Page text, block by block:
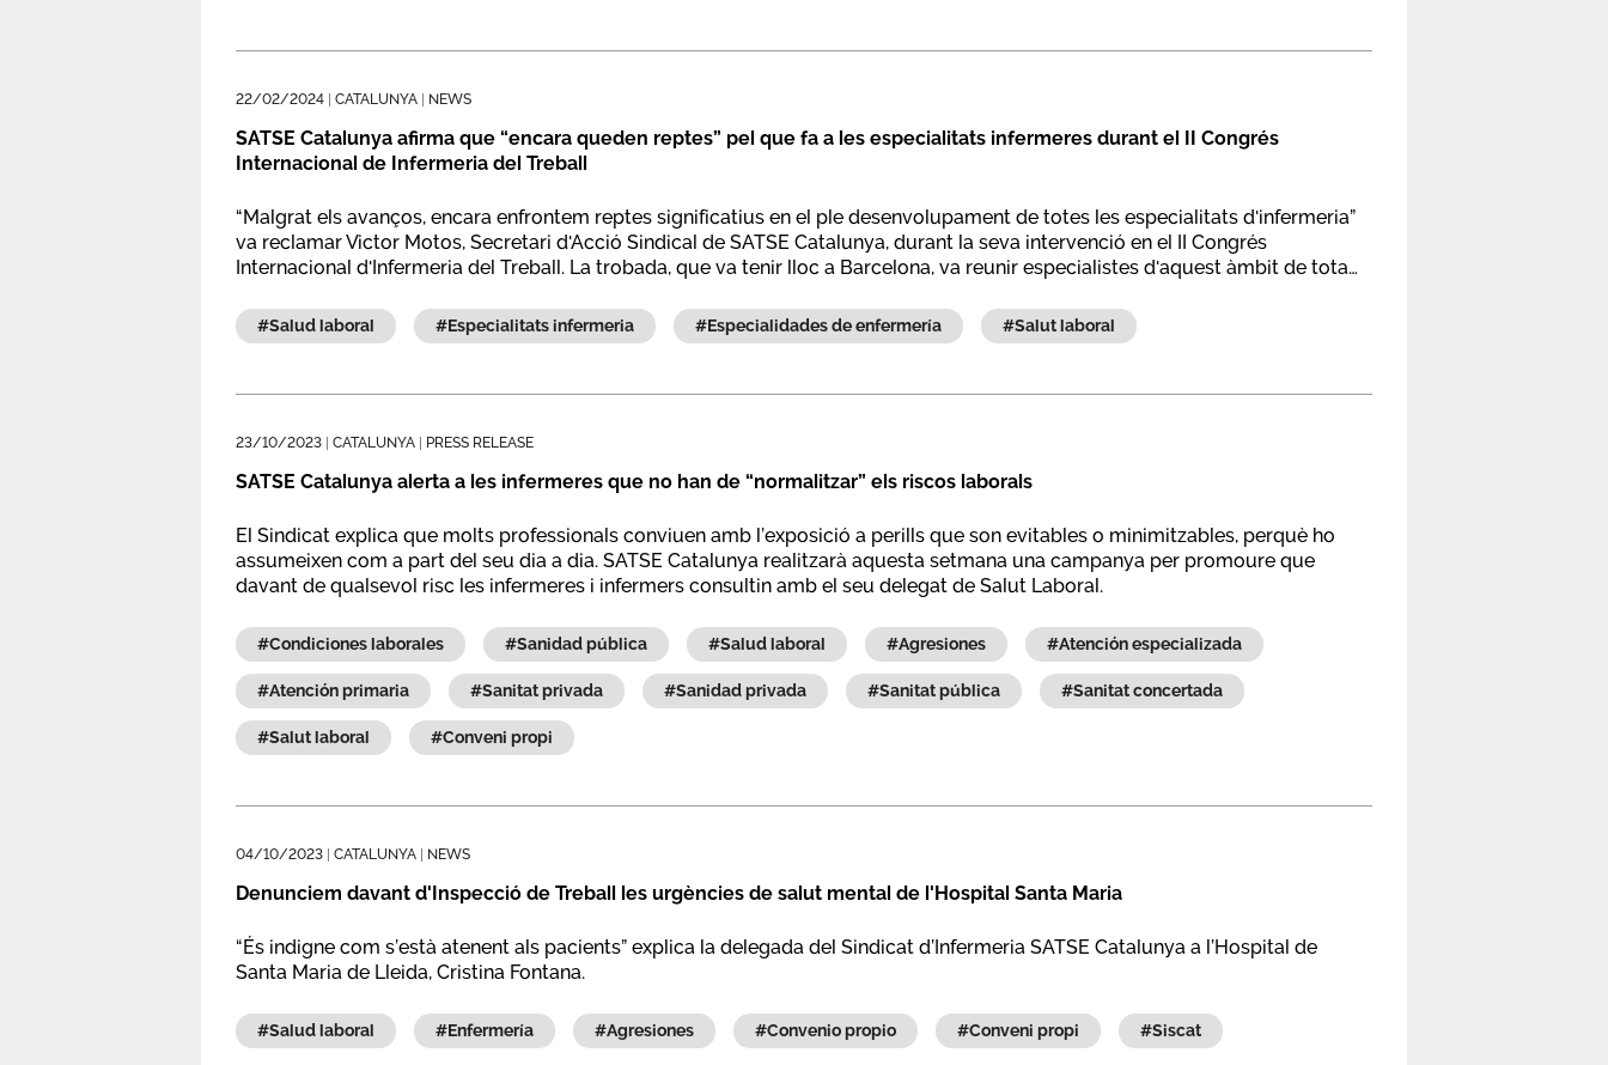
22/02/2024 CATALUNYA NEWS
SATSE Catalunya afirma que “encara queden reptes” pel que fa a les especialitats infermeres durant el II Congrés
Internacional de Infermeria del Treball
“Malgrat els avanços, encara enfrontem reptes significatius en el ple desenvolupament de totes les especialitats d'infermeria”
va reclamar Victor Motos, Secretari d'Acció Sindical de SATSE Catalunya, durant la seva intervenció en el II Congrés
Internacional d'Infermeria del Treball. La trobada, que va tenir lloc a Barcelona, va reunir especialistes d'aquest àmbit de tota
#salud laboral #especialitats infermeria #especialidades de enfermería #salut laboral
23/10/2023 CATALUNYA PRESS RELEASE
SATSE Catalunya alerta a les infermeres que no han de “normalitzar” els riscos laborals
El Sindicat explica que molts professionals conviuen amb l’exposició a perills que son evitables o minimitzables, perquè ho
assumeixen com a part del seu dia a dia. SATSE Catalunya realitzarà aquesta setmana una campanya per promoure que
davant de qualsevol risc les infermeres i infermers consultin amb el seu delegat de Salut Laboral.
#condiciones laborales #sanidad pública #salud laboral #agresiones #atención especializada
#atención primaria #sanitat privada #sanidad privada #sanitat pública #sanitat concertada
#salut laboral #conveni propi
04/10/2023 CATALUNYA NEWS
Denunciem davant d'Inspecció de Treball les urgències de salut mental de l'Hospital Santa Maria
“És indigne com s’està atenent als pacients” explica la delegada del Sindicat d’Infermeria SATSE Catalunya a l’Hospital de
Santa Maria de Lleida, Cristina Fontana.
#salud laboral #enfermería #agresiones #convenio propio #conveni propi #siscat